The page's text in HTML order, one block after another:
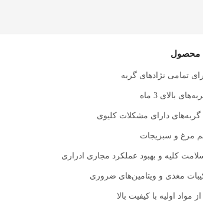
محصول
تمامی نژادهای گربه
بالای 3 ماه
دارای مشکلات کلیوی
مرغ و سبزیجات
کلیه و بهبود عملکرد مجاری ادراری
مغذی و ویتامین‌های ضروری
مواد اولیه با کیفیت بالا